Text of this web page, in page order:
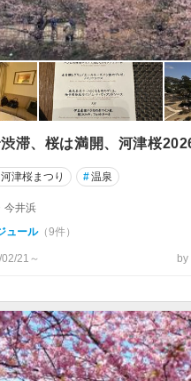
滞、桜は満開、河津桜
河津桜まつり #温泉
今井浜
ュール（9件）
21～ by